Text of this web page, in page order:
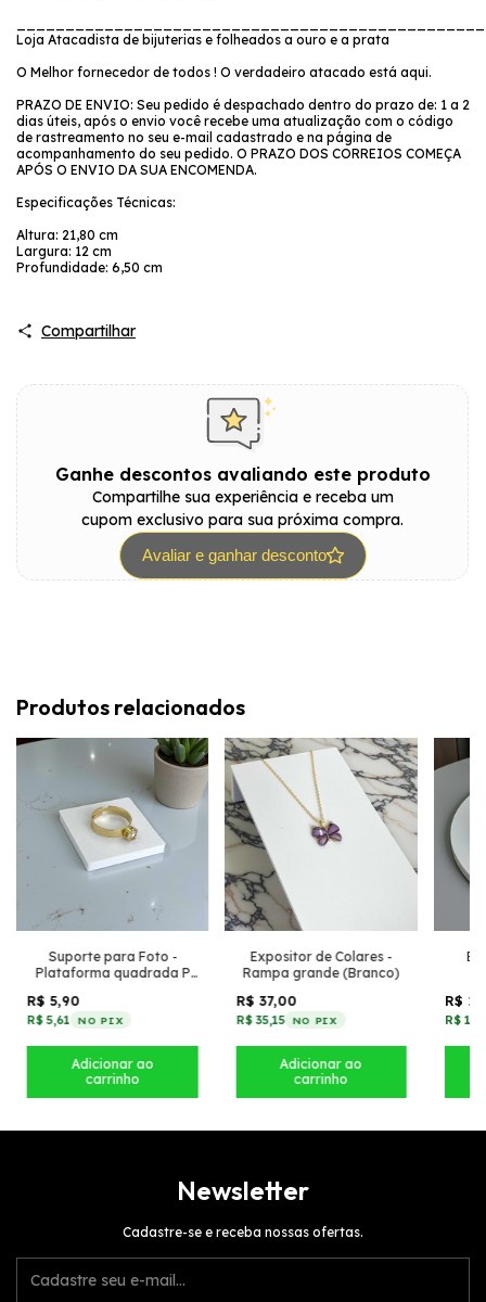
Loja Atacadista de bijuterias e folheados a ouro e a prata
O Melhor fornecedor de todos ! O verdadeiro atacado está aqui.
PRAZO DE ENVIO: Seu pedido é despachado dentro do prazo de: 1 a 2
dias úteis, após o envio você recebe uma atualização com o código
de rastreamento no seu e-mail cadastrado e na página de
acompanhamento do seu pedido. O PRAZO DOS CORREIOS COMEÇA
APÓS O ENVIO DA SUA ENCOMENDA.
Especificações Técnicas:
Altura: 21,80 cm
Largura: 12 cm
Profundidade: 6,50 cm
Compartilhar
Ganhe descontos avaliando este produto
Compartilhe sua experiência e receba um
cupom exclusivo para sua próxima compra.
Avaliar e ganhar desconto
Produtos relacionados
Suporte para Foto -
Plataforma quadrada P
R$ 5,90
R$ 5,61 NO PIX
Expositor de Colares -
Rampa grande (Branco)
R$ 37,00
R$ 35,15 NO PIX
R$
R$
Newsletter
Cadastre-se e receba nossas ofertas.